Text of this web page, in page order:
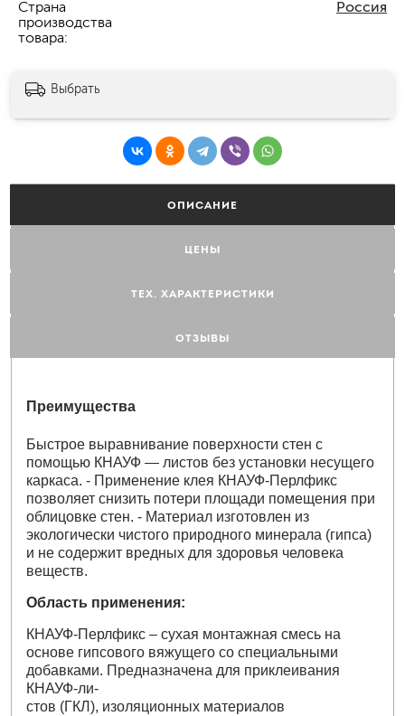
Страна
производства
товара
Россия
Выбрать
ОПИСАНИЕ
ЦЕНЫ
ТЕХ. ХАРАКТЕРИСТИКИ
ОТЗЫВЫ
Преимущества
Быстрое выравнивание поверхности стен с
помощью КНАУФ — листов без установки несущего
каркаса. - Применение клея КНАУФ-Перлфикс
позволяет снизить потери площади помещения при
облицовке стен. - Материал изготовлен из
экологически чистого природного минерала (гипса)
и не содержит вредных для здоровья человека
веществ.
Область применения:
КНАУФ-Перлфикс – сухая монтажная смесь на
основе гипсового вяжущего со специальными
добавками. Предназначена для приклеивания
КНАУФ-ли-
стов (ГКЛ), изоляционных материалов